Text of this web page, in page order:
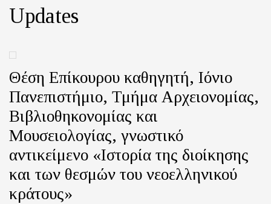
Updates
Θέση Επίκουρου καθηγητή, Ιόνιο
Πανεπιστήμιο, Τμήμα Αρχειονομίας,
Βιβλιοθηκονομίας και
Μουσειολογίας, γνωστικό
αντικείμενο «Ιστορία της διοίκησης
και των θεσμών του νεοελληνικού
κράτους»